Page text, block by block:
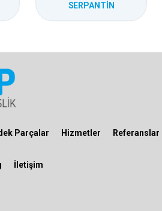
SERPANTIN
Parçalar Hizmetler Referanslar
İletişim